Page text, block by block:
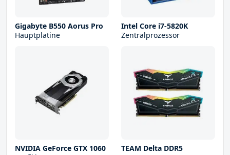
Gigabyte B550 Aorus Pro
Hauptplatine
Intel Core i7-5820K
Zentralprozessor
NVIDIA GeForce GTX 1060
TEAM Delta DDR5